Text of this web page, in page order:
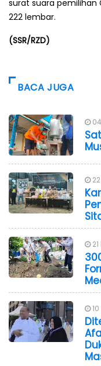
surat suara pemilihan
222 lembar.
(SSR/RZD)
BACA JUGA
04
22
21
10